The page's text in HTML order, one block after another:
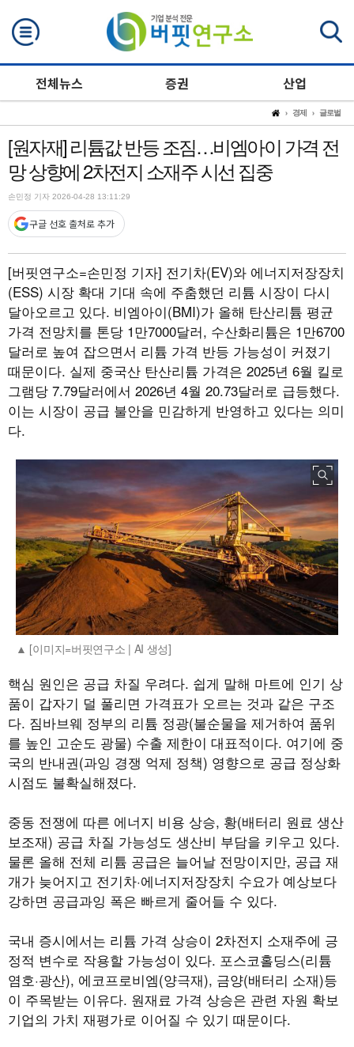
전체뉴스 증권 산업
경제 글로벌
[원자재] 리튬값 반등 조짐…비엠아이 가격 전
망 상향에 2차전지 소재주 시선 집중
손민정 기자 2026-04-28 13:11:29
구글 선호 출처로 추가
[버핏연구소=손민정 기자] 전기차(EV)와 에너지저장장치
(ESS) 시장 확대 기대 속에 주춤했던 리튬 시장이 다시
달아오르고 있다. 비엠아이(BMI)가 올해 탄산리튬 평균
가격 전망치를 톤당 1만7000달러, 수산화리튬은 1만6700
달러로 높여 잡으면서 리튬 가격 반등 가능성이 커졌기
때문이다. 실제 중국산 탄산리튬 가격은 2025년 6월 킬로
그램당 7.79달러에서 2026년 4월 20.73달러로 급등했다.
이는 시장이 공급 불안을 민감하게 반영하고 있다는 의미
다.
[이미지=버핏연구소 | AI 생성]
핵심 원인은 공급 차질 우려다. 쉽게 말해 마트에 인기 상
품이 갑자기 덜 풀리면 가격표가 오르는 것과 같은 구조
다. 짐바브웨 정부의 리튬 정광(불순물을 제거하여 품위
를 높인 고순도 광물) 수출 제한이 대표적이다. 여기에 중
국의 반내권(과잉 경쟁 억제 정책) 영향으로 공급 정상화
시점도 불확실해졌다.
중동 전쟁에 따른 에너지 비용 상승, 황(배터리 원료 생산
보조재) 공급 차질 가능성도 생산비 부담을 키우고 있다.
물론 올해 전체 리튬 공급은 늘어날 전망이지만, 공급 재
개가 늦어지고 전기차·에너지저장장치 수요가 예상보다
강하면 공급과잉 폭은 빠르게 줄어들 수 있다.
국내 증시에서는 리튬 가격 상승이 2차전지 소재주에 긍
정적 변수로 작용할 가능성이 있다. 포스코홀딩스(리튬
염호·광산), 에코프로비엠(양극재), 금양(배터리 소재)등
이 주목받는 이유다. 원재료 가격 상승은 관련 자원 확보
기업의 가치 재평가로 이어질 수 있기 때문이다.
검색